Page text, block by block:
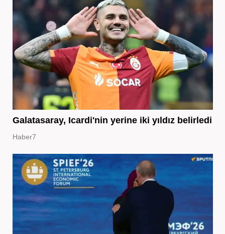
Galatasaray, Icardi'nin yerine iki yıldız belirledi
Haber7